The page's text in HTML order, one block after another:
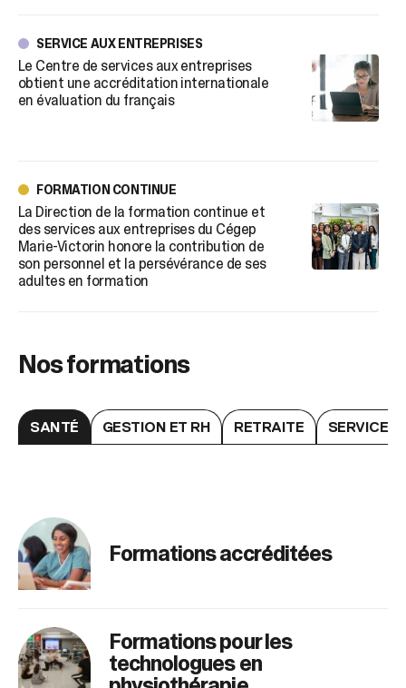
SERVICE AUX ENTREPRISES
Le Centre de services aux entreprises
obtient une accréditation internationale
en évaluation du français
FORMATION CONTINUE
La Direction de la formation continue et
des services aux entreprises du Cégep
Marie-Victorin honore la contribution de
son personnel et la persévérance de ses
adultes en formation
Nos formations
SANTÉ GESTION ET RH RETRAITE SERVICES
Formations accréditées
Formations pour les
technologues en